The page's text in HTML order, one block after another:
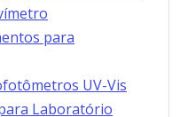
para
UV-Vis
Laboratório